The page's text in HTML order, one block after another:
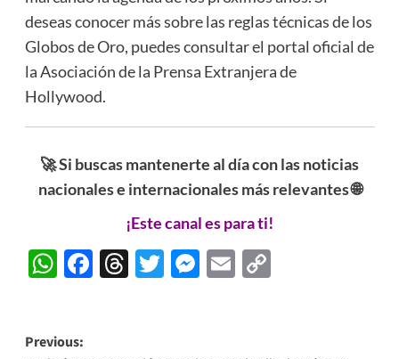
deseas conocer más sobre las reglas técnicas de los
Globos de Oro, puedes consultar el portal oficial de
la Asociación de la Prensa Extranjera de
Hollywood.
🚀 Si buscas mantenerte al día con las noticias
nacionales e internacionales más relevantes 🌐
¡Este canal es para ti!
WhatsApp
Facebook
Threads
Twitter
Messenger
EmailCopy
Post
Previous: